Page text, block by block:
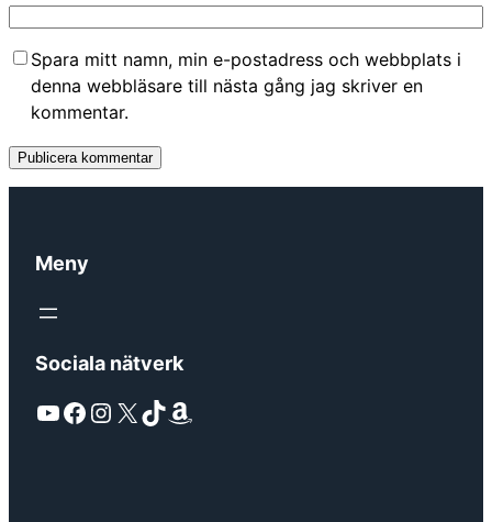
Spara mitt namn, min e-postadress och webbplats i
denna webbläsare till nästa gång jag skriver en
kommentar.
Meny
Sociala nätverk
YouTube Facebook Instagram X TikTok Amazon